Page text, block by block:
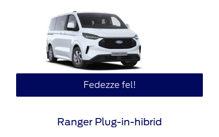
Fedezze fel!
Ranger Plug-in-hibrid